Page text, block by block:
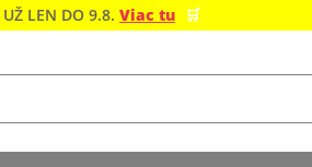
UŽ LEN DO 9.8. Viac tu 🛒